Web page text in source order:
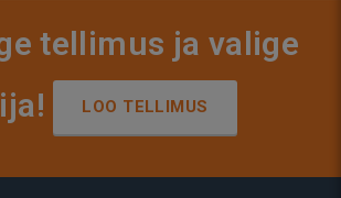
tellimus ja valige
LOO TELLIMUS